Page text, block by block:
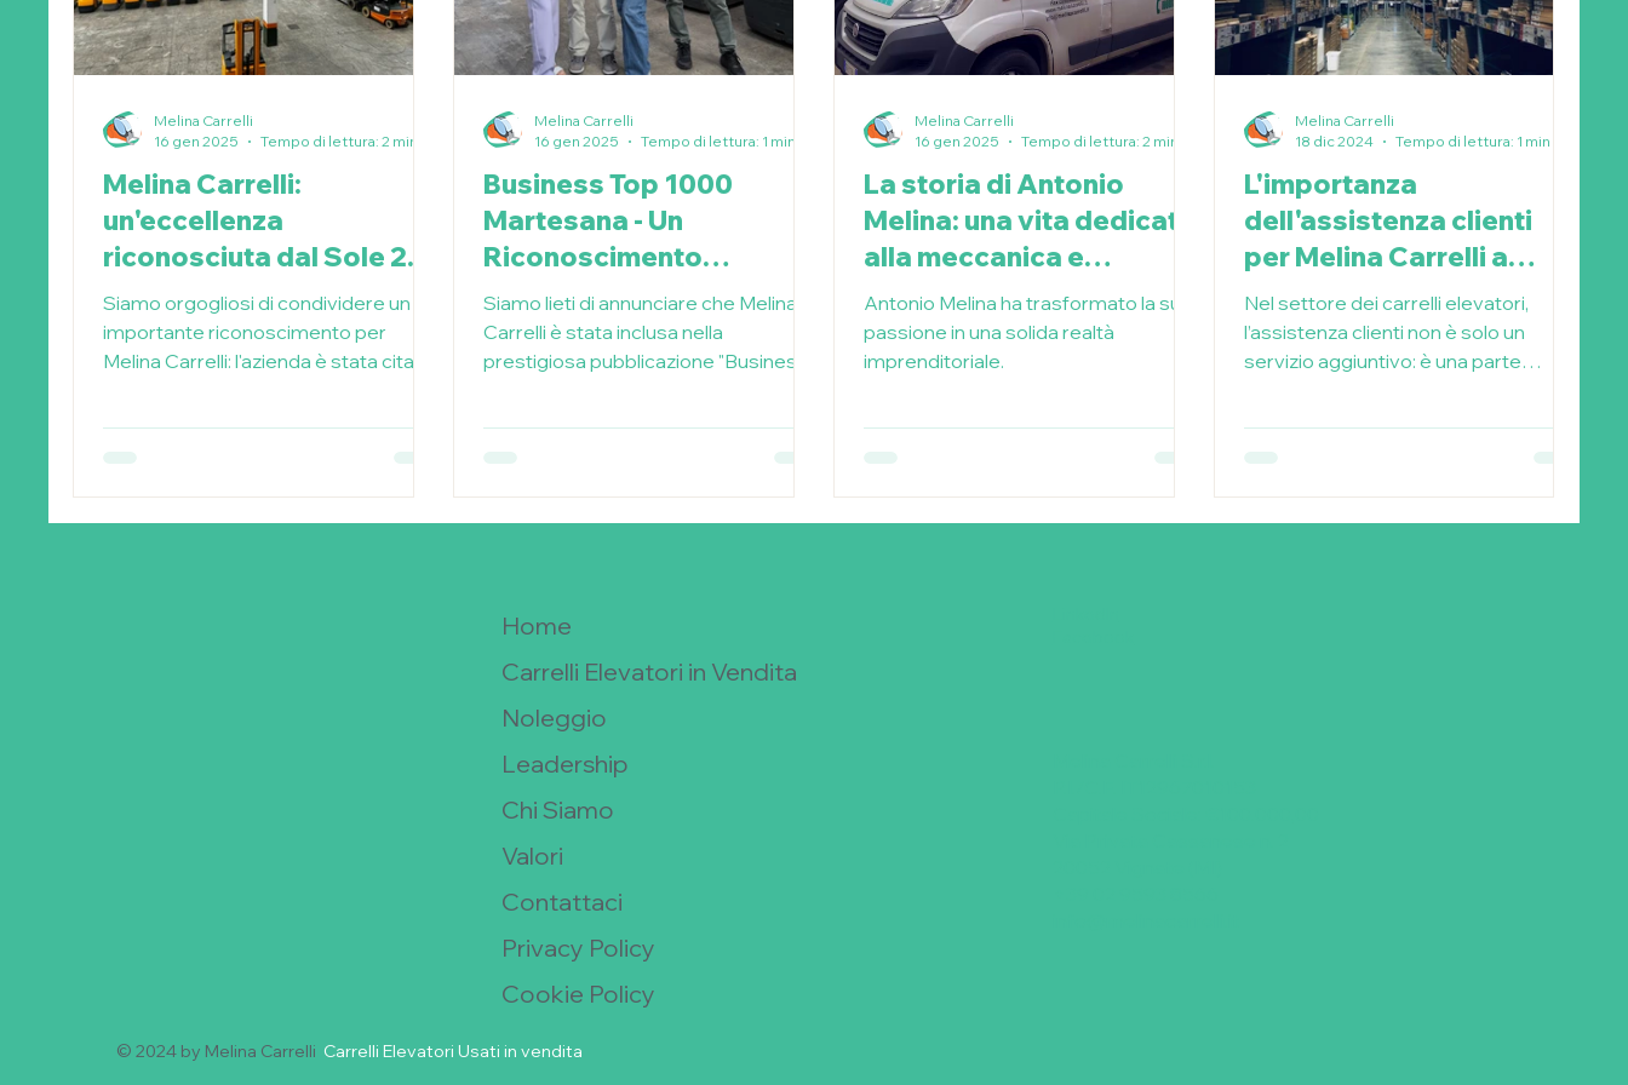
Melina Carrelli:
un'eccellenza
riconosciuta dal Sole 24
Ore
Siamo orgogliosi di condividere un
importante riconoscimento per
Melina Carrelli: l'azienda è stata citata
Melina Carrelli
16 gen 2025
Tempo di lettura: 2 min
Business Top 1000
Martesana - Un
Riconoscimento
Importante
Siamo lieti di annunciare che Melina
Carrelli è stata inclusa nella
prestigiosa pubblicazione "Business
Melina Carrelli
16 gen 2025
Tempo di lettura: 1 min
La storia di Antonio
Melina: una vita dedicata
alla meccanica e
all’innovazione
Antonio Melina ha trasformato la sua
passione in una solida realtà
imprenditoriale.
Melina Carrelli
16 gen 2025
Tempo di lettura: 2 min
L'importanza
dell'assistenza clienti
per Melina Carrelli a
Milano
Nel settore dei carrelli elevatori,
l’assistenza clienti non è solo un
servizio aggiuntivo: è una parte
Melina Carrelli
18 dic 2024
Tempo di lettura: 1 min
Home
Carrelli Elevatori in Vendita
Noleggio
Leadership
Chi Siamo
Valori
Contattaci
Privacy Policy
Cookie Policy
© 2024 by Melina Carrelli Carrelli Elevatori Usati in vendita